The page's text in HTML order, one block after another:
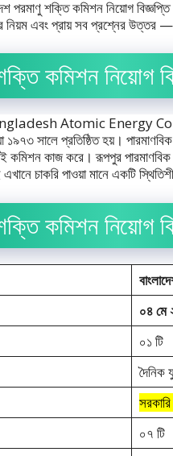
পরমাণু শক্তি কমিশন নিয়োগ
নিয়ম এবং প্রায় সব প্রশ্নের উত্তর
কমিশন নিয়োগ
Atomic Energy
১৯৭৩ সালে প্রতিষ্ঠিত হয়।
কাজ করে। রূপপুর পারমাণবিক
চাকরি পাওয়া মানে একটি
কমিশন নিয়োগ
০৪ মে
০১ টি
দৈনিক
০৭ টি